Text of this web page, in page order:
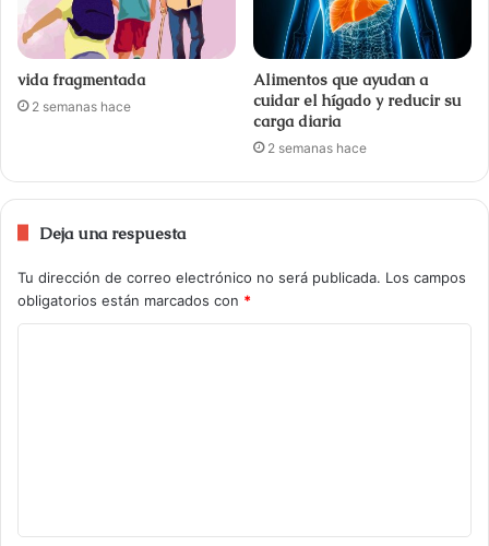
vida fragmentada
2 semanas hace
Alimentos que ayudan a
cuidar el hígado y reducir su
carga diaria
2 semanas hace
Deja una respuesta
Tu dirección de correo electrónico no será publicada. Los campos
obligatorios están marcados con *